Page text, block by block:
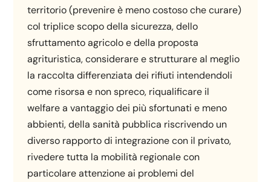
territorio (prevenire è meno costoso che curare)
col triplice scopo della sicurezza, dello
sfruttamento agricolo e della proposta
agrituristica, considerare e strutturare al meglio
la raccolta differenziata dei rifiuti intendendoli
come risorsa e non spreco, riqualificare il
welfare a vantaggio dei più sfortunati e meno
abbienti, della sanità pubblica riscrivendo un
diverso rapporto di integrazione con il privato,
rivedere tutta la mobilità regionale con
particolare attenzione ai problemi del